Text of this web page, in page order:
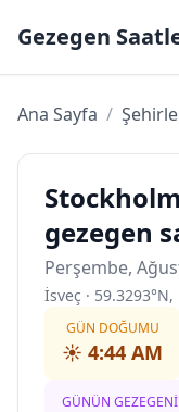
Gezegen
Ana Sayfa /
gezegen
Perşembe,
İsveç · 59.3293°N,
GÜN DOĞUMU
☀️ 4:44 AM
GÜNÜN GEZEGENI